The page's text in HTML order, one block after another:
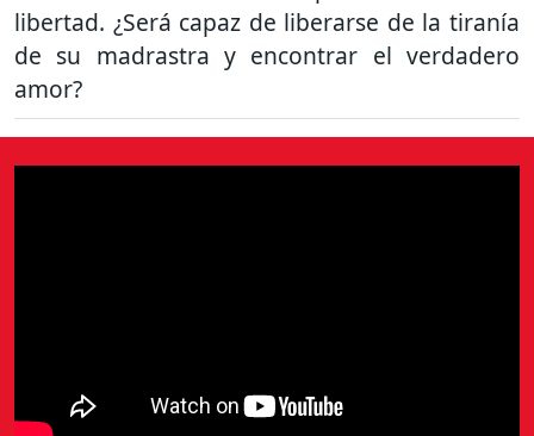
libertad. ¿Será capaz de liberarse de la tiranía
de su madrastra y encontrar el verdadero
amor?